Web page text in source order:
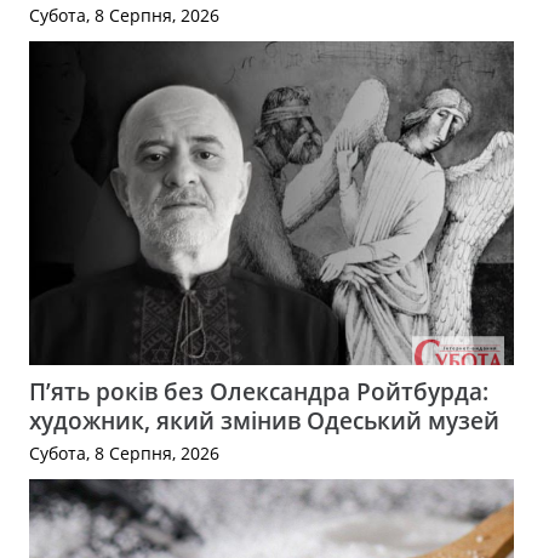
Субота, 8 Серпня, 2026
П’ять років без Олександра Ройтбурда:
художник, який змінив Одеський музей
Субота, 8 Серпня, 2026